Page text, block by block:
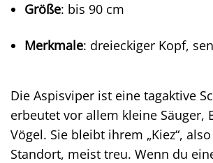
Größe: bis 90 cm
Merkmale: dreieckiger Kopf,
Die Aspisviper ist eine tagaktive
erbeutet vor allem kleine Säuger,
Vögel. Sie bleibt ihrem „Kiez“,
Standort, meist treu. Wenn du